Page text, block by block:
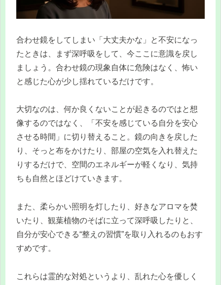
合わせ鏡をしてしまい「大丈夫かな」と不安になっ
たときは、まず深呼吸をして、今ここに意識を戻し
ましょう。合わせ鏡の現象自体に危険はなく、怖い
と感じた心が少し揺れているだけです。
大切なのは、何か良くないことが起きるのではと想
像するのではなく、「不安を感じている自分を安心
させる時間」に切り替えること。鏡の向きを戻した
り、そっと布をかけたり、部屋の空気を入れ替えた
りするだけで、空間のエネルギーが軽くなり、気持
ちも自然とほどけていきます。
また、柔らかい照明を灯したり、好きなアロマを焚
いたり、観葉植物のそばに立って深呼吸したりと、
自分が安心できる“整えの習慣”を取り入れるのもおす
すめです。
これらは霊的な対処というより、乱れた心を優しく